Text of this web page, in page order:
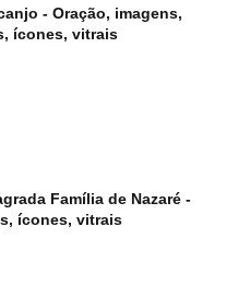
- Oração, imagens,
ícones, vitrais
Família de Nazaré -
ícones, vitrais